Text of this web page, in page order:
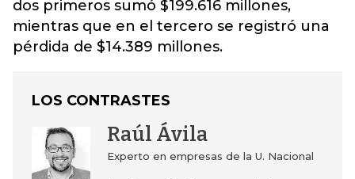
dos primeros sumó $199.616 millones,
mientras que en el tercero se registró una
pérdida de $14.389 millones.
LOS CONTRASTES
Raúl Ávila
Experto en empresas de la U. Nacional